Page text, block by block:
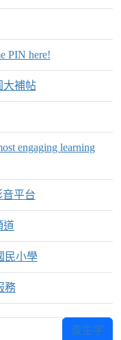
PIN here!
大補帖
engaging learning
平台
道
民小學
務
查生字